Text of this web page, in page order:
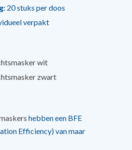
: 20 stuks per doos
verpakt
wit
zwart
hebben een BFE
Efficiency) van maar